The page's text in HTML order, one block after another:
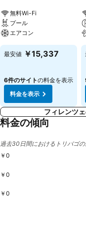
ルームをご利用いただけ
ヒーティングがあります
分にリラックスしていただ
ベッド、クイーンサイズ
す。ご希望の場合は、エキ
承ります。また、金庫、
います。冷蔵庫、ミニ冷
ーカーやオーブン付き、
調理用具も完備していま
アダプターやWiFiもあり
すます快適でゆったりと
付きバスルームでは、ヘア
BGMをお楽しみいただけ
車いす対応の部屋もご利用
プール施設では、清々しく
ます。プール/スナックバ
います。アクアフィット
エアロビクスをはじめと
無料Wi-Fi
プール
エアコン
最安値 ￥15,337
6件のサイトの料金を表示
料金を表示
フィレンツ
料金の傾向
過去30日間におけるトリバゴ
￥0
￥0
￥0